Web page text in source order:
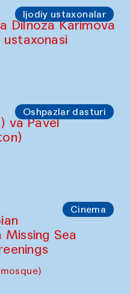
Ijodiy ustaxonalar
Dilnoza Karimova
ustaxonasi
Oshpazlar dasturi
va Pavel
Cinema
Sea